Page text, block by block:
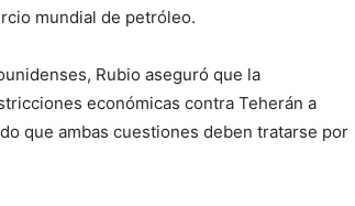
mundial de petróleo.
Rubio aseguró que la
económicas contra Teherán a
que ambas cuestiones deben tratarse por